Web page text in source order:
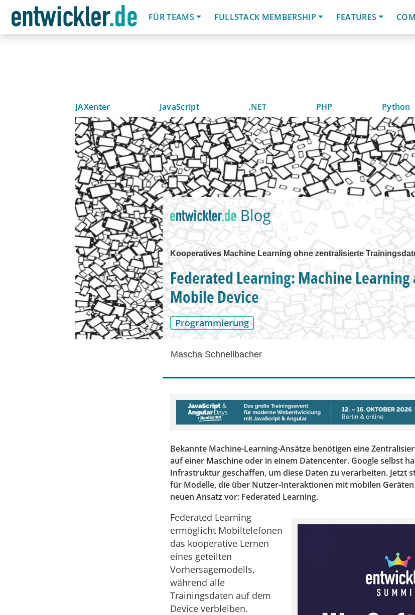
FÜR TEAMS
FULLSTACK MEMBERSHIP FEATURES
JAXenter JavaScript .NET PHP Python
Kooperatives Machine Learning ohne zentralisierte
Federated Learning: Machine Learning
Mobile Device
Programmierung
Mascha Schnellbacher
Bekannte Machine-Learning-Ansätze benötigen eine
auf einer Maschine oder in einem Datencenter. Google selbst
Infrastruktur geschaffen, um diese Daten zu verarbeiten. Jetzt
für Modelle, die über Nutzer-Interaktionen mit mobilen
neuen Ansatz vor: Federated Learning.
Federated Learning
ermöglicht Mobiltelefonen
das kooperative Lernen
eines geteilten
Vorhersagemodells,
während alle
Trainingsdaten auf dem
Device verbleiben.